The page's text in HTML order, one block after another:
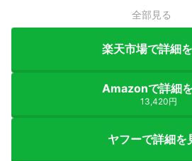
全部見る
楽天市場で詳細
Amazonで詳細
13,420円
ヤフーで詳細を